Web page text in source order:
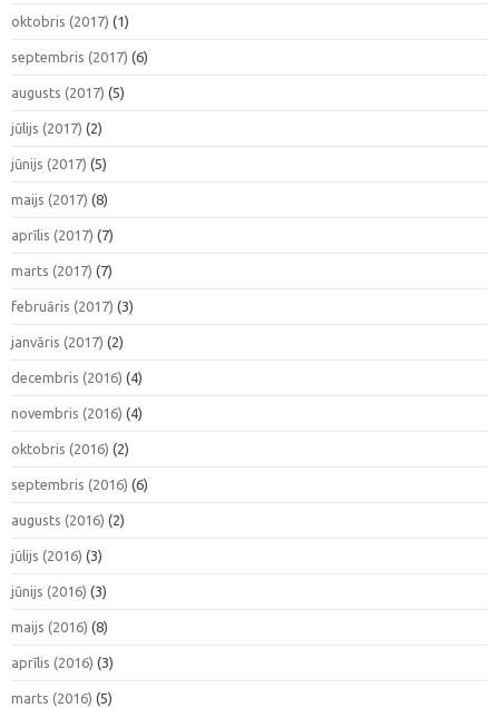
oktobris (2017) (1)
septembris (2017) (6)
augusts (2017) (5)
jūlijs (2017) (2)
jūnijs (2017) (5)
maijs (2017) (8)
aprīlis (2017) (7)
marts (2017) (7)
februāris (2017) (3)
janvāris (2017) (2)
decembris (2016) (4)
novembris (2016) (4)
oktobris (2016) (2)
septembris (2016) (6)
augusts (2016) (2)
jūlijs (2016) (3)
jūnijs (2016) (3)
maijs (2016) (8)
aprīlis (2016) (3)
marts (2016) (5)